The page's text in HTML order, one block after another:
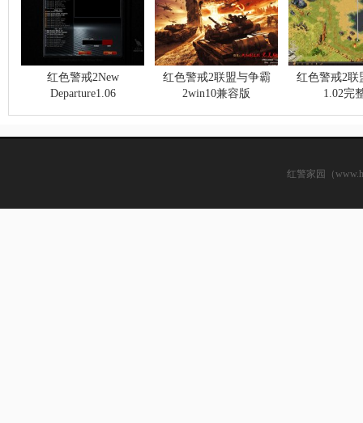
红色警戒2New
Departure1.06
红色警戒2联盟与争霸
2win10兼容版
红色警戒2联
1.02完
红警家园（